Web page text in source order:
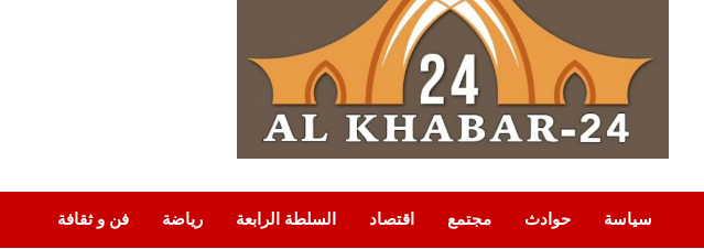
سياسة حوادث مجتمع اقتصاد السلطة الرابعة رياضة فن و ثقافة